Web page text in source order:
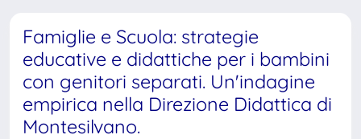
Famiglie e Scuola: strategie
educative e didattiche per i bambini
con genitori separati. Un'indagine
empirica nella Direzione Didattica di
Montesilvano.